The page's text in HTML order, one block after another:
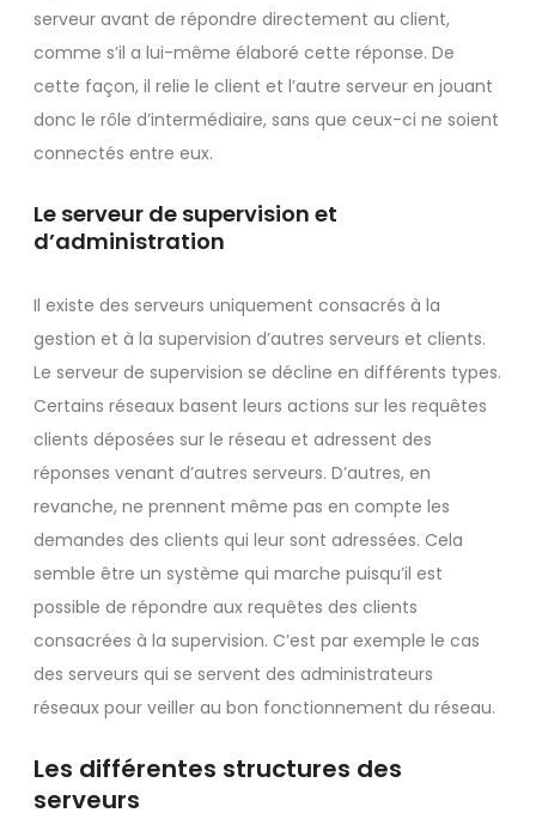
serveur avant de répondre directement au client,
comme s’il a lui-même élaboré cette réponse. De
cette façon, il relie le client et l’autre serveur en jouant
donc le rôle d’intermédiaire, sans que ceux-ci ne soient
connectés entre eux.
Le serveur de supervision et
d’administration
Il existe des serveurs uniquement consacrés à la
gestion et à la supervision d’autres serveurs et clients.
Le serveur de supervision se décline en différents types.
Certains réseaux basent leurs actions sur les requêtes
clients déposées sur le réseau et adressent des
réponses venant d’autres serveurs. D’autres, en
revanche, ne prennent même pas en compte les
demandes des clients qui leur sont adressées. Cela
semble être un système qui marche puisqu’il est
possible de répondre aux requêtes des clients
consacrées à la supervision. C’est par exemple le cas
des serveurs qui se servent des administrateurs
réseaux pour veiller au bon fonctionnement du réseau.
Les différentes structures des
serveurs